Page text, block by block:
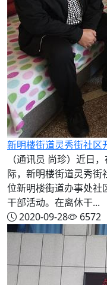
新明楼街道灵秀街社区
（通讯员 尚珍）近日
际，新明楼街道灵秀
位新明楼街道办事处社
干部活动。在离休干...
2020-09-28
6572